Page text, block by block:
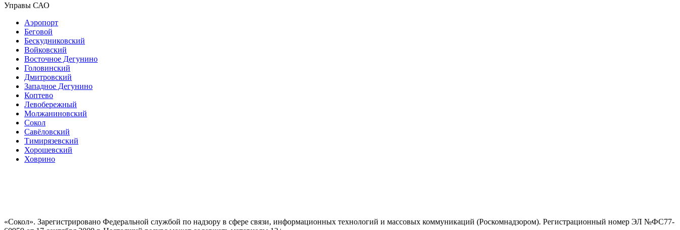
Управы САО
Аэропорт
Беговой
Бескудниковский
Войковский
Восточное Дегунино
Головинский
Дмитровский
Западное Дегунино
Коптево
Левобережный
Молжаниновский
Сокол
Савёловский
Тимирязевский
Хорошевский
Ховрино
«Сокол». Зарегистрировано Федеральной службой по надзору в сфере связи, информационных технологий и массовых коммуникаций (Роскомнадзором). Регистрационный номер ЭЛ №ФС77-